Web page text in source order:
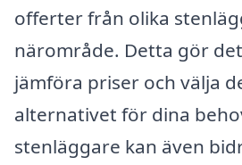
offerter från olika
närområde. Detta gör
jämföra priser och välja
alternativet för dina
stenläggare kan även